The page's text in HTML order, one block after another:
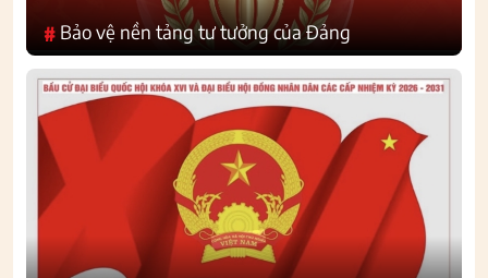
# Bảo vệ nền tảng tư tưởng của Đảng